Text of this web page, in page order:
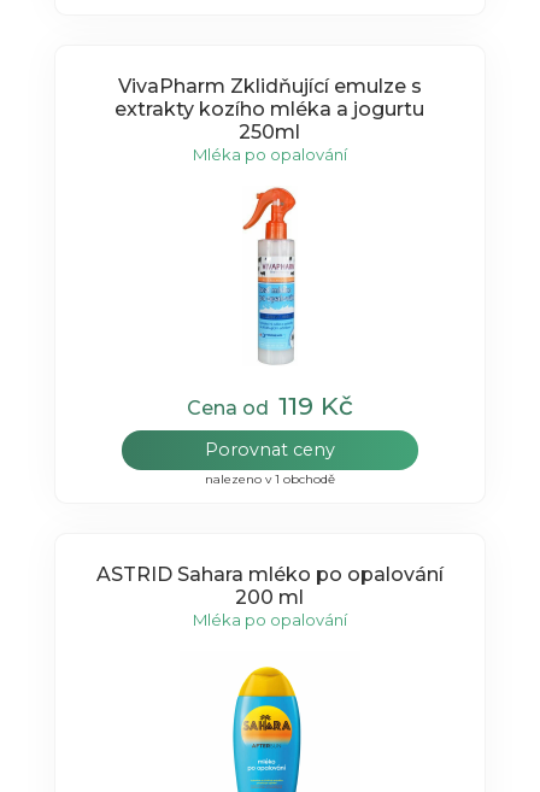
VivaPharm Zklidňující emulze s
extrakty kozího mléka a jogurtu
250ml
Mléka po opalování
Cena od 119 Kč
Porovnat ceny
nalezeno v 1 obchodě
ASTRID Sahara mléko po opalování
200 ml
Mléka po opalování